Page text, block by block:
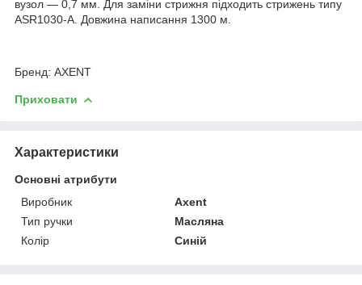
вузол — 0,7 мм. Для заміни стрижня підходить стрижень типу
ASR1030-A. Довжина написання 1300 м.
Бренд: AXENT
Приховати
Характеристики
Основні атрибути
Виробник
Axent
Тип ручки
Масляна
Колір
Синій